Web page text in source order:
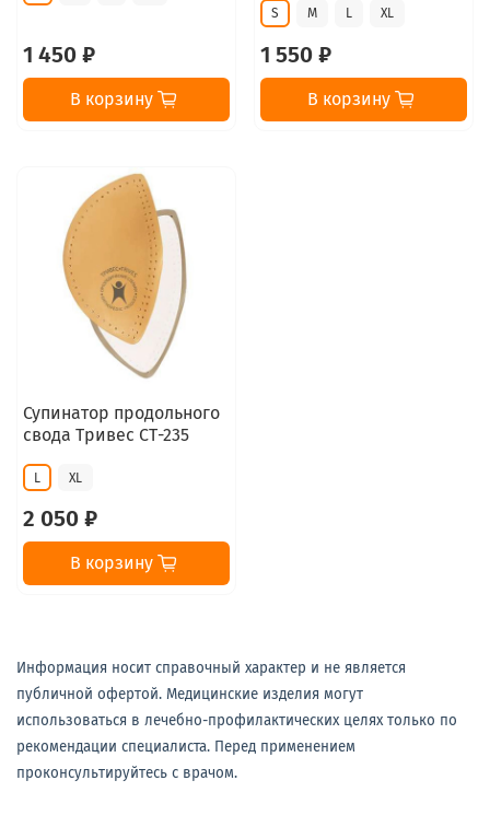
1 450 ₽
В корзину
S M L XL
1 550 ₽
В корзину
Супинатор продольного
свода Тривес СТ-235
L XL
2 050 ₽
В корзину
Информация носит справочный характер и не является
публичной офертой. Медицинские изделия могут
использоваться в лечебно-профилактических целях только по
рекомендации специалиста. Перед применением
проконсультируйтесь с врачом.